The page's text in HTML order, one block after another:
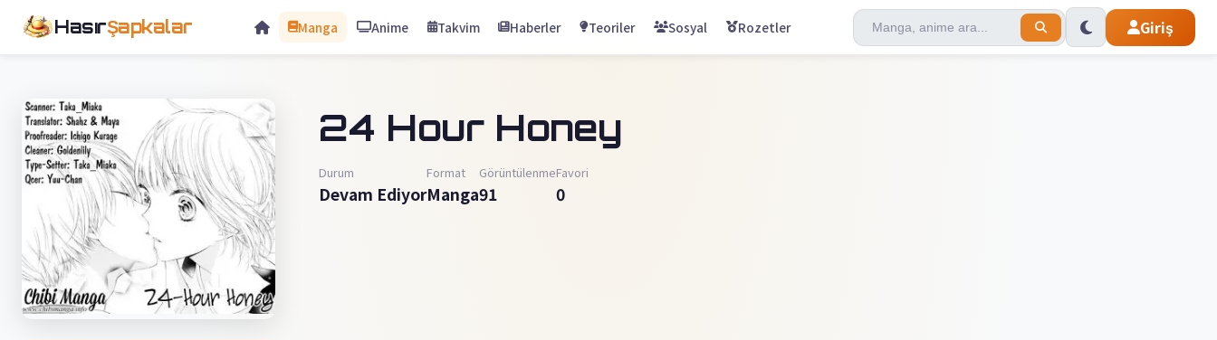
HasırŞapkalar Manga Anime Takvim Haberler Teoriler Sosyal Rozetler Giriş
24 Hour Honey
Durum
Devam Ediyor
Format
Manga
Görüntülenme
91
Favori
0